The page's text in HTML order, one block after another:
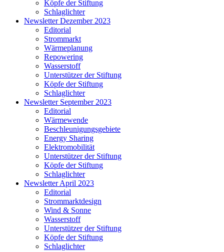
Köpfe der Stiftung
Schlaglichter
Newsletter Dezember 2023
Editorial
Strommarkt
Wärmeplanung
Repowering
Wasserstoff
Unterstützer der Stiftung
Köpfe der Stiftung
Schlaglichter
Newsletter September 2023
Editorial
Wärmewende
Beschleunigungsgebiete
Energy Sharing
Elektromobilität
Unterstützer der Stiftung
Köpfe der Stiftung
Schlaglichter
Newsletter April 2023
Editorial
Strommarktdesign
Wind & Sonne
Wasserstoff
Unterstützer der Stiftung
Köpfe der Stiftung
Schlaglichter